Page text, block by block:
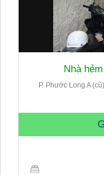
Nhà
P. Phước Long A